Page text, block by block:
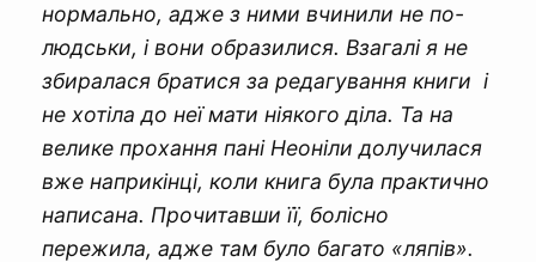
нормально, адже з ними вчинили не по-
людськи, і вони образилися. Взагалі я не
збиралася братися за редагування книги і
не хотіла до неї мати ніякого діла. Та на
велике прохання пані Неоніли долучилася
вже наприкінці, коли книга була практично
написана. Прочитавши її, болісно
пережила, адже там було багато «ляпів».